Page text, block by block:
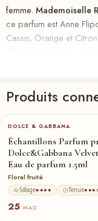
femme. Mademoiselle
ce parfum est Anne
Cassis, Orange et
Mademoiselle Rochas
vif et espiègle de la
captivant a été élaboré
a su capturer
une combinaison
Dès les premières
pétillant et frais, avec
d’orange et de citron.
Produits
DOLCE & GABBANA
Échantillons Parfum
Dolce&Gabbana
Eau de parfum 1.5ml
Floral fruité
Sillage●●●● Tenue
25 MAD